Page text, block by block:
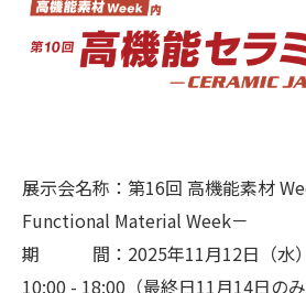
展示会名称：第16回 高機能素材
Functional Material Week－
期 間：2025年11月12日（水）
10:00 - 18:00（最終日11月14日のみ